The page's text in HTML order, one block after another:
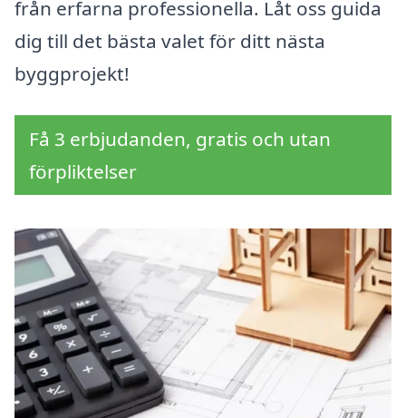
från erfarna professionella. Låt oss guida
dig till det bästa valet för ditt nästa
byggprojekt!
Få 3 erbjudanden, gratis och utan
förpliktelser